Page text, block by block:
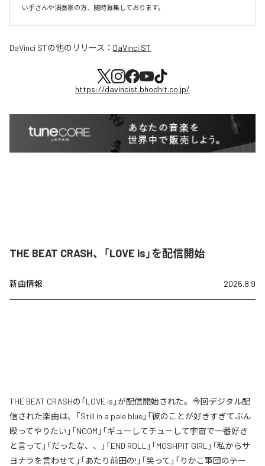
い手さんや演奏家の方、随時募集しております。
DaVinci STの他のリリース： DaVinci ST
https://davincist.bhodhit.co.jp/
THE BEAT CRASH、「LOVE is」を配信開始
新曲情報 2026.8.9
THE BEAT CRASHの「LOVE is」が配信開始された。今回デジタル配
信された楽曲は、「Still in a pale blue」「彼のことが好きすぎてぶん
殴ってやりたい」「NOOM」「ギューしてチューして宇宙で一番好き
と言って」「だったな、、」「END ROLL」「MOSHPIT GIRL」「私からサ
ヨナラを言わせて」「あたり前田の!」「笑って」「りかこ軍団のテー